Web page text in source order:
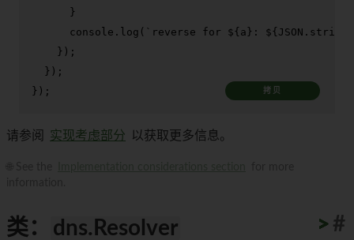
      }
console . log ( `reverse for ${a} : ${ JSON
    });
  });
});
拷贝
请参阅 实现考虑部分 以获取更多信息。
类： dns.Resolver #
>
>
>
>
>
>
>
>
>
>